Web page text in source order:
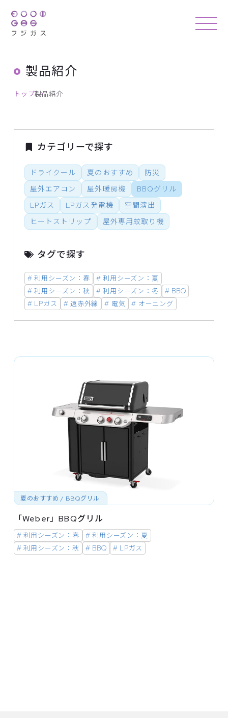
製品紹介
トップ製品紹介
カテゴリーで探す
ドライクール 夏のおすすめ
防災
屋外エアコン
屋外暖房機
BBQグリル
LPガス
LPガス発電機
空間演出
ヒートストリップ
屋外専用蚊取り機
タグで探す
# 利用シーズン：春
# 利用シーズン：夏
# 利用シーズン：秋
# 利用シーズン：冬
# BBQ
# LPガス
# 遠赤外線 # 電気 # オーニング
夏のおすすめ / BBQグリル
「Weber」BBQグリル
# 利用シーズン：春
# 利用シーズン：夏
# 利用シーズン：秋
# BBQ # LPガス